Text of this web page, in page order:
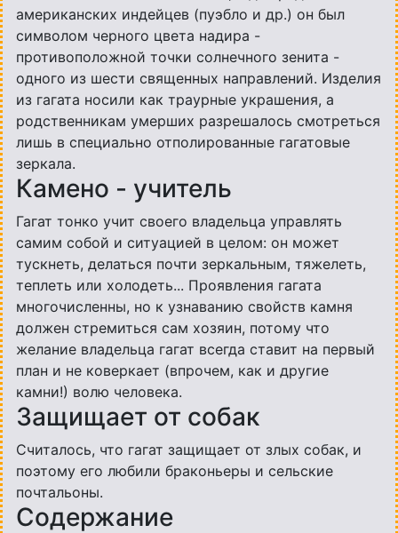
американских индейцев (пуэбло и др.) он был
символом черного цвета надира -
противоположной точки солнечного зенита -
одного из шести священных направлений. Изделия
из гагата носили как траурные украшения, а
родственникам умерших разрешалось смотреться
лишь в специально отполированные гагатовые
зеркала.
Камено - учитель
Гагат тонко учит своего владельца управлять
самим собой и ситуацией в целом: он может
тускнеть, делаться почти зеркальным, тяжелеть,
теплеть или холодеть... Проявления гагата
многочисленны, но к узнаванию свойств камня
должен стремиться сам хозяин, потому что
желание владельца гагат всегда ставит на первый
план и не коверкает (впрочем, как и другие
камни!) волю человека.
Защищает от собак
Считалось, что гагат защищает от злых собак, и
поэтому его любили браконьеры и сельские
почтальоны.
Содержание